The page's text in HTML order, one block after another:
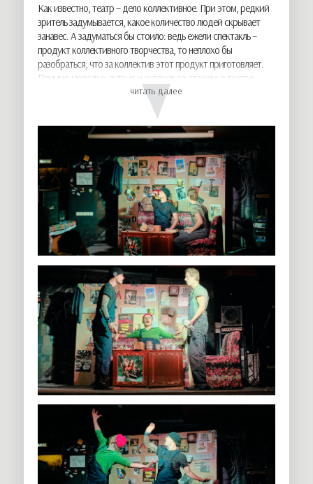
Как известно, театр – дело коллективное. При этом, редкий
зритель задумывается, какое количество людей скрывает
занавес. А задуматься бы стоило: ведь ежели спектакль –
продукт коллективного творчества, то неплохо бы
разобраться, что за коллектив этот продукт приготовляет.
Помимо молодых актрис и актеров со стажем, в театре
трудятся и помощники режиссера, голос которых чаще
слышно по трансляции, чем вживую, реквизиторов,
подшучивающих над актерами, монтировщиков…
Монтировщики! Они ведь спектакль как ребенка
выращивают, заботятся о нем, как мать родная. Художник-
постановщик декорацию выдумал, столяры-бутафоры все
задумки воплотили-сколотили. Спектакль родился. А кто его
дальше на ноги ставить будет? Монтировочный цех, конечно.
Вот такая театральная философия.
А разных поверий, примет, да смешных историй
монтировщики знают великое множество, зритель даже не
догадывается, что за дверями служебного входа иногда
происходит… В общем, как сказал монтировщик на седьмой
день: «Весь мир театр, а мы его монтируем!»
читать далее